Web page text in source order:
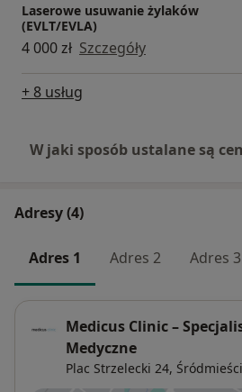
Laserowe usuwanie żylaków
(EVLT/EVLA)
4 000 zł Szczegóły
+ 8 usług
W jaki sposób ustalane są
Adresy (4)
Adres 1 Adres 2 Adres 3
Medicus Clinic –
Medyczne
Plac Strzelecki 24,